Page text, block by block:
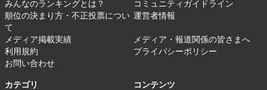
みんなのランキングとは？
コミュニティガイドライン
順位の決まり方・不正投票につい
て
運営者情報
メディア掲載実績
メディア・報道関係の皆さまへ
利用規約
プライバシーポリシー
お問い合わせ
カテゴリ コンテンツ